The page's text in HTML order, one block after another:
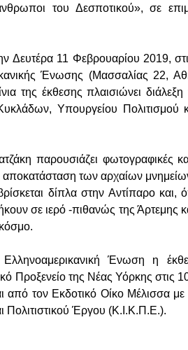
του Δεσποτικού», σε
Δευτέρα 11 Φεβρουαρίου 2019,
Ένωσης (Μασσαλίας 22,
της έκθεσης πλαισιώνει
Υπουργείου Πολιτισμού
παρουσιάζει φωτογραφικές
αποκατάσταση των αρχαίων
δίπλα στην Αντίπαρο
σε ιερό -πιθανώς της Άρτεμης
Ελληνοαμερικανική Ένωση η
Προξενείο της Νέας Υόρκης στις
από τον Εκδοτικό Οίκο Μέλισσα
Πολιτιστικού Έργου (Κ.Ι.Κ.Π.Ε.).